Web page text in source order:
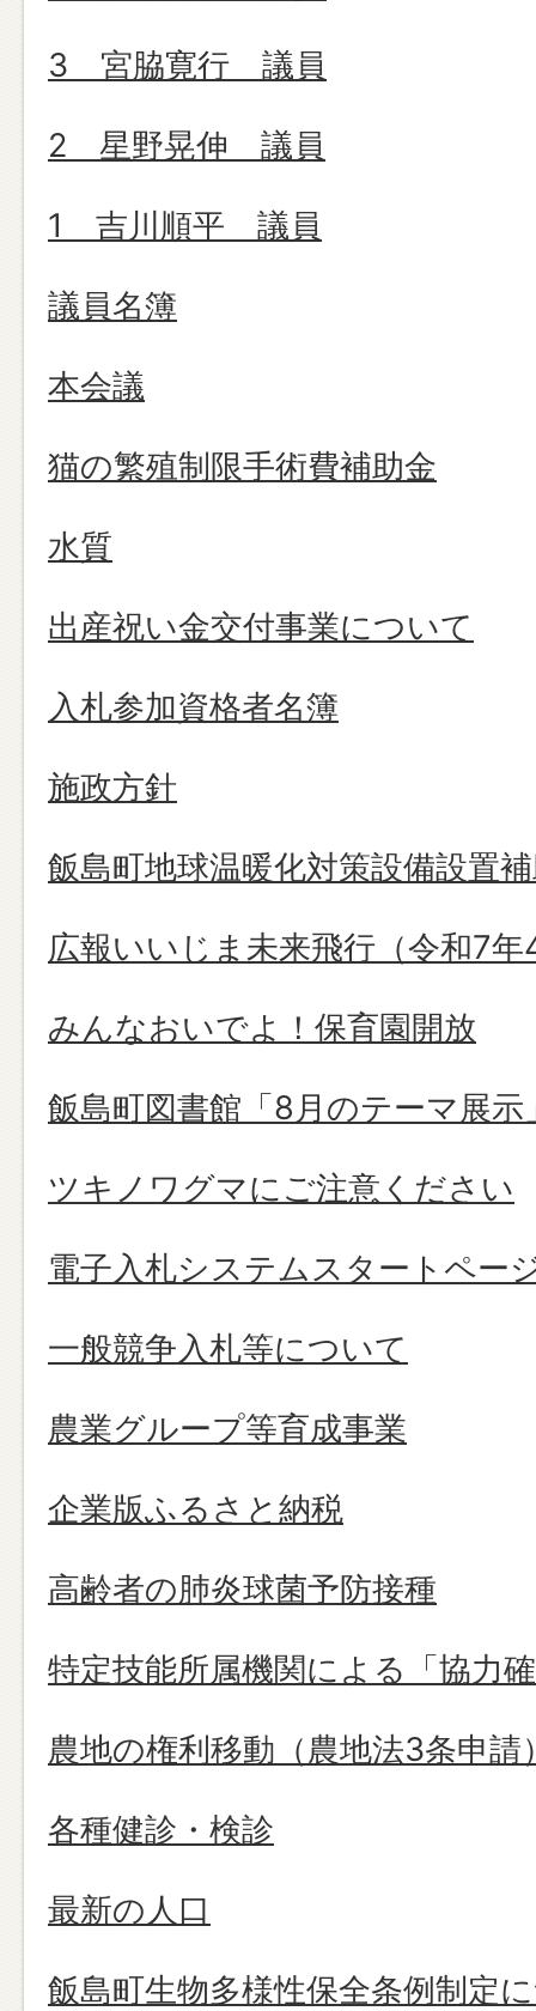
3 宮脇寛行 議員
2 星野晃伸 議員
1 吉川順平 議員
議員名簿
本会議
猫の繁殖制限手術費補助金
水質
出産祝い金交付事業について
入札参加資格者名簿
施政方針
飯島町地球温暖化対策設備設置
広報いいじま未来飛行（令和7年
みんなおいでよ！保育園開放
飯島町図書館「8月のテーマ展示
ツキノワグマにご注意ください
電子入札システムスタートペー
一般競争入札等について
農業グループ等育成事業
企業版ふるさと納税
高齢者の肺炎球菌予防接種
特定技能所属機関による「協力
農地の権利移動（農地法3条申請
各種健診・検診
最新の人口
飯島町生物多様性保全条例制定